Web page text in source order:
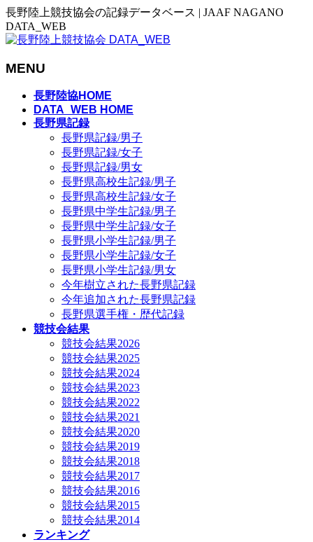
長野陸上競技協会の記録データベース | JAAF NAGANO
DATA_WEB
MENU
長野陸協HOME
DATA_WEB HOME
長野県記録
長野県記録/男子
長野県記録/女子
長野県記録/男女
長野県高校生記録/男子
長野県高校生記録/女子
長野県中学生記録/男子
長野県中学生記録/女子
長野県小学生記録/男子
長野県小学生記録/女子
長野県小学生記録/男女
今年樹立された長野県記録
今年追加された長野県記録
長野県選手権・歴代記録
競技会結果
競技会結果2026
競技会結果2025
競技会結果2024
競技会結果2023
競技会結果2022
競技会結果2021
競技会結果2020
競技会結果2019
競技会結果2018
競技会結果2017
競技会結果2016
競技会結果2015
競技会結果2014
ランキング